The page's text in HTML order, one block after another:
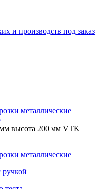
и производств под заказ
металлические
высота 200 мм VTK
металлические
ручкой